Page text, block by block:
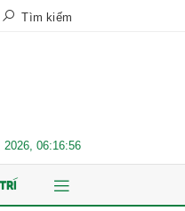
Tìm kiếm
Giá xăng dầu tác
06:16:57